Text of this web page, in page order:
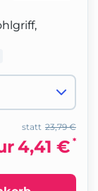
23,79 €
statt
4,41 € *